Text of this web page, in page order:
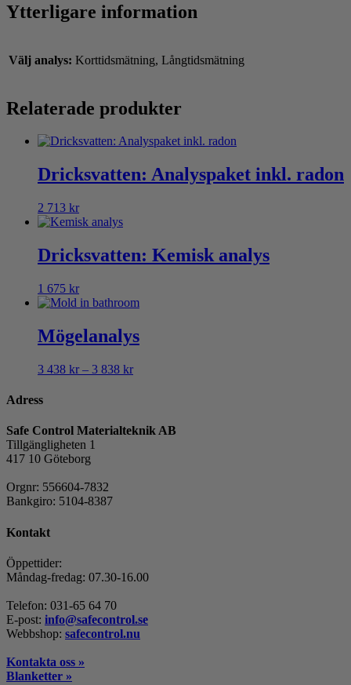
Ytterligare information
Välj analys: Korttidsmätning, Långtidsmätning
Relaterade produkter
Dricksvatten: Analyspaket inkl. radon
2 713 kr
Dricksvatten: Kemisk analys
1 675 kr
Mögelanalys
3 438 kr – 3 838 krPrisintervall:
3
838 kr
Adress
Safe Control Materialteknik AB
Tillgängligheten 1
417 10 Göteborg
Orgnr: 556604-7832
Bankgiro: 5104-8387
Kontakt
Öppettider:
Måndag-fredag: 07.30-16.00
Telefon: 031-65 64 70
E-post: info@safecontrol.se
Webbshop: safecontrol.nu
Kontakta oss »
Blanketter »